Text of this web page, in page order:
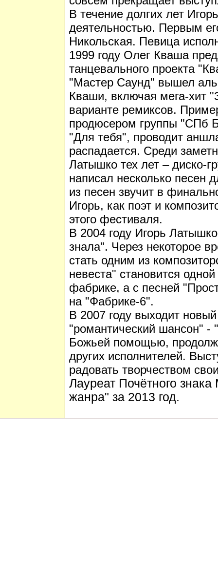
В течение долгих лет
деятельностью. Первым
Никольская. Певица
1999 году Олег Кваша
танцевального проекта
"Мастер Саунд" вышел
Кваши, включая мега-хит
варианте ремиксов.
продюсером группы "СПб
"Для тебя", проводит
распадается. Среди
Латышко тех лет – диско-
написал несколько песен
из песен звучит в
Игорь, как поэт и
этого фестиваля.
В 2004 году Игорь
знала". Через некоторое
стать одним из
невеста" становится
фабрике, а с песней
на "Фабрике-6".
В 2007 году выходит
"романтический шансон"
Божьей помощью,
других исполнителей.
радовать творчеством
Лауреат Почётного
жанра" за 2013 год.